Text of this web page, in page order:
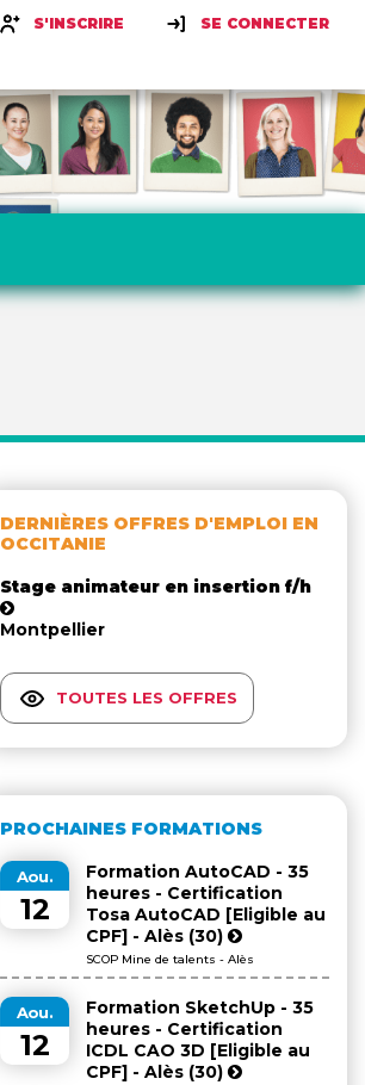
S'INSCRIRE SE CONNECTER
DERNIÈRES OFFRES D'EMPLOI EN
OCCITANIE
Stage animateur en insertion f/h
Montpellier
TOUTES LES OFFRES
PROCHAINES FORMATIONS
Aou.
12
Formation AutoCAD - 35
heures - Certification
Tosa AutoCAD [Eligible au
CPF] - Alès (30)
SCOP Mine de talents - Alès
Aou.
12
Formation SketchUp - 35
heures - Certification
ICDL CAO 3D [Eligible au
CPF] - Alès (30)